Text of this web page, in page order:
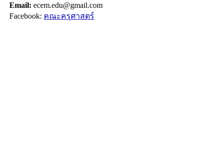
Email: ecem.edu@gmail.com
Facebook: คณะครุศาสตร์